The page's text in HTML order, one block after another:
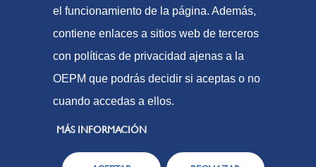
© Oficina Española de Patentes y Marcas, 2023
Aviso Legal
el funcionamiento de la página. Además,
contiene enlaces a sitios web de terceros
con políticas de privacidad ajenas a la
OEPM que podrás decidir si aceptas o no
cuando accedas a ellos.
MÁS INFORMACIÓN